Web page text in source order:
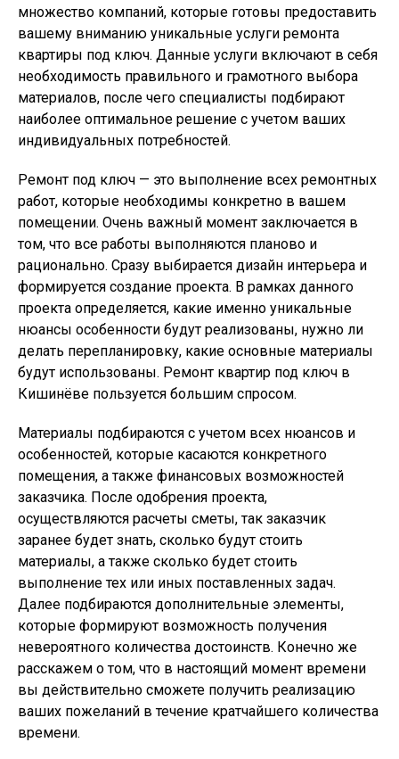
множество компаний, которые готовы предоставить
вашему вниманию уникальные услуги ремонта
квартиры под ключ. Данные услуги включают в себя
необходимость правильного и грамотного выбора
материалов, после чего специалисты подбирают
наиболее оптимальное решение с учетом ваших
индивидуальных потребностей.
Ремонт под ключ — это выполнение всех ремонтных
работ, которые необходимы конкретно в вашем
помещении. Очень важный момент заключается в
том, что все работы выполняются планово и
рационально. Сразу выбирается дизайн интерьера и
формируется создание проекта. В рамках данного
проекта определяется, какие именно уникальные
нюансы особенности будут реализованы, нужно ли
делать перепланировку, какие основные материалы
будут использованы. Ремонт квартир под ключ в
Кишинёве пользуется большим спросом.
Материалы подбираются с учетом всех нюансов и
особенностей, которые касаются конкретного
помещения, а также финансовых возможностей
заказчика. После одобрения проекта,
осуществляются расчеты сметы, так заказчик
заранее будет знать, сколько будут стоить
материалы, а также сколько будет стоить
выполнение тех или иных поставленных задач.
Далее подбираются дополнительные элементы,
которые формируют возможность получения
невероятного количества достоинств. Конечно же
расскажем о том, что в настоящий момент времени
вы действительно сможете получить реализацию
ваших пожеланий в течение кратчайшего количества
времени.